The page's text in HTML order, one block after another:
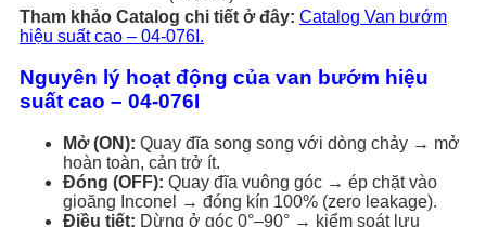
Tham khảo Catalog chi tiết ở đây: Catalog Van bướm
hiệu suất cao – 04-076I.
Nguyên lý hoạt động của van bướm hiệu
suất cao – 04-076I
Mở (ON): Quay đĩa song song với dòng chảy → mở
hoàn toàn, cản trở ít.
Đóng (OFF): Quay đĩa vuông góc → ép chặt vào
gioăng Inconel → đóng kín 100% (zero leakage).
Điều tiết: Dừng ở góc 0°–90° → kiểm soát lưu